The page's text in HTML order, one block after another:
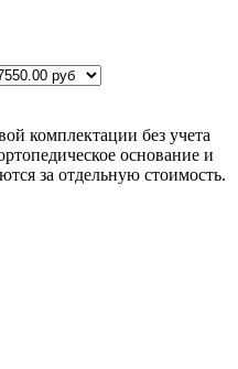
комплектации без учета
основание и
за отдельную стоимость.